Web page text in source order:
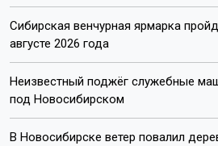
Сибирская венчурная ярмарка
августе 2026 года
Неизвестный поджёг служебные
под Новосибирском
В Новосибирске ветер повалил